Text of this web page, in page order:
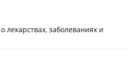
заболеваниях и